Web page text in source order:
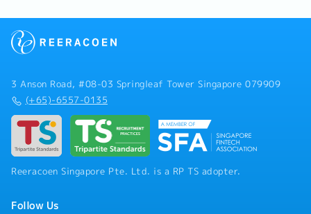
3 Anson Road, #08-03 Springleaf Tower Singapore 079909
(+65)-6557-0135
Reeracoen Singapore Pte. Ltd. is a RP TS adopter.
Follow Us